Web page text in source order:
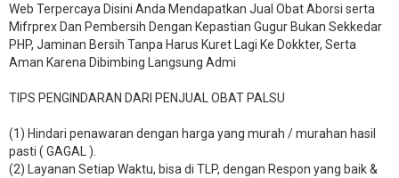
Web Terpercaya Disini Anda Mendapatkan Jual Obat Aborsi serta
Mifrprex Dan Pembersih Dengan Kepastian Gugur Bukan Sekkedar
PHP, Jaminan Bersih Tanpa Harus Kuret Lagi Ke Dokkter, Serta
Aman Karena Dibimbing Langsung Admi
TIPS PENGINDARAN DARI PENJUAL OBAT PALSU
(1) Hindari penawaran dengan harga yang murah / murahan hasil
pasti ( GAGAL ).
(2) Layanan Setiap Waktu, bisa di TLP, dengan Respon yang baik &